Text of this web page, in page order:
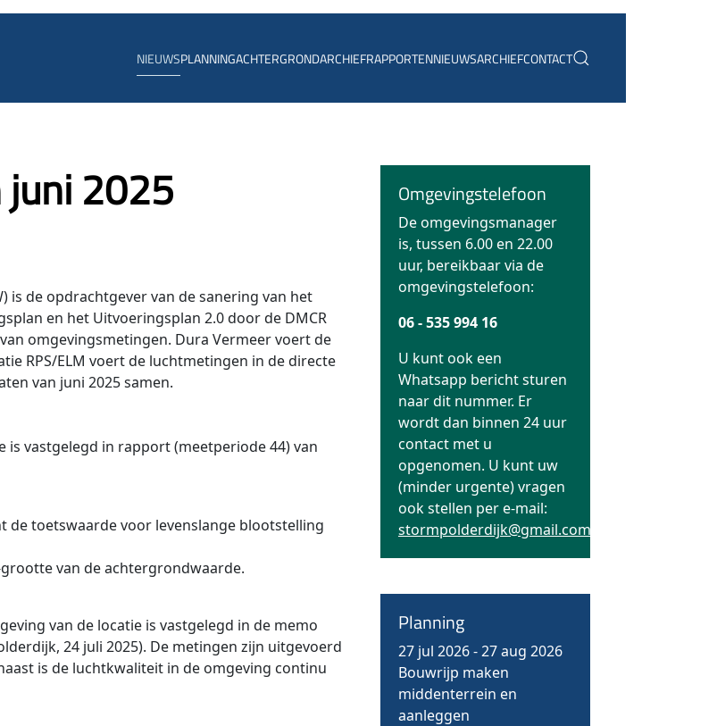
NIEUWSPLANNINGACHTERGRONDARCHIEFRAPPORTENNIEUWSARCHIEFCONTACT
2025
de opdrachtgever van de sanering van het
en het Uitvoeringsplan 2.0 door de DMCR
omgevingsmetingen. Dura Vermeer voert de
RPS/ELM voert de luchtmetingen in de directe
van juni 2025 samen.
vastgelegd in rapport (meetperiode 44) van
de toetswaarde voor levenslange blootstelling
van de achtergrondwaarde.
van de locatie is vastgelegd in de memo
24 juli 2025). De metingen zijn uitgevoerd
is de luchtkwaliteit in de omgeving continu
Omgevingstelefoon
De omgevingsmanager
is, tussen 6.00 en 22.00
uur, bereikbaar via de
omgevingstelefoon:
06 - 535 994 16
U kunt ook een
Whatsapp bericht sturen
naar dit nummer. Er
wordt dan binnen 24 uur
contact met u
opgenomen. U kunt uw
(minder urgente) vragen
ook stellen per e-mail:
stormpolderdijk@gmail.com
Planning
27 jul 2026-27 aug 2026
Bouwrijp maken
middenterrein en
aanleggen